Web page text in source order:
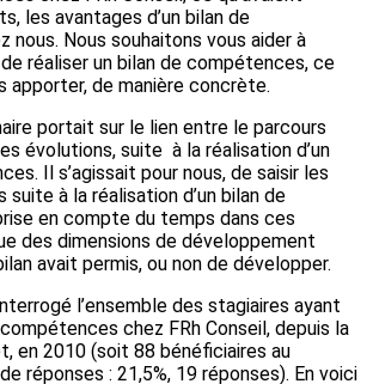
les avantages d’un bilan de
nous. Nous souhaitons vous aider à
réaliser un bilan de compétences, ce
apporter, de manière concrète.
portait sur le lien entre le parcours
évolutions, suite à la réalisation d’un
Il s’agissait pour nous, de saisir les
à la réalisation d’un bilan de
en compte du temps dans ces
des dimensions de développement
avait permis, ou non de développer.
l’ensemble des stagiaires ayant
chez FRh Conseil, depuis la
en 2010 (soit 88 bénéficiaires au
réponses : 21,5%, 19 réponses). En voici